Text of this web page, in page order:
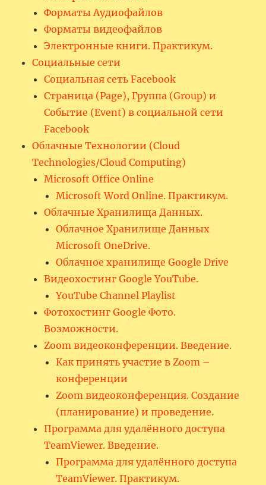
Форматы Аудиофайлов
Форматы видеофайлов
Электронные книги. Практикум.
Социальные сети
Социальная сеть Facebook
Страница (Page), Группа (Group) и
Событие (Event) в социальной сети
Facebook
Облачные Технологии (Cloud
Technologies/Cloud Computing)
Microsoft Office Online
Microsoft Word Online. Практикум.
Облачные Хранилища Данных.
Облачное Хранилище Данных
Microsoft OneDrive.
Облачное хранилище Google Drive
Видеохостинг Google YouTube.
YouTube Channel Playlist
Фотохостинг Google Фото.
Возможности.
Zoom видеоконференции. Введение.
Как принять участие в Zoom –
конференции
Zoom видеоконференция. Создание
(планирование) и проведение.
Программа для удалённого доступа
TeamViewer. Введение.
Программа для удалённого доступа
TeamViewer. Практикум.